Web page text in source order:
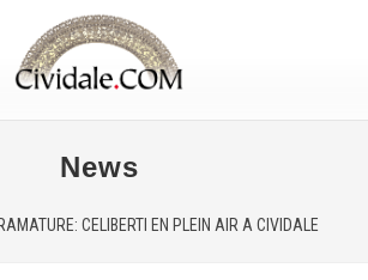
News
CELIBERTI EN PLEIN AIR A CIVIDALE